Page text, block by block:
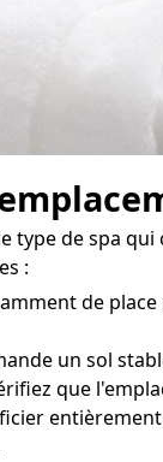
type de spa
:
de
un sol
que